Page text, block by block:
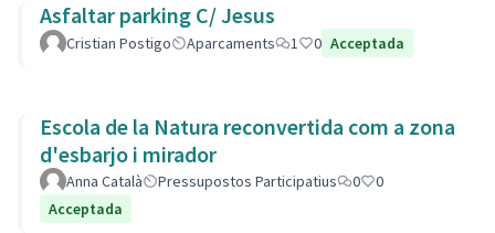
Asfaltar parking C/ Jesus
Cristian Postigo Aparcaments 1 0 Acceptada
Escola de la Natura reconvertida com a zona
d'esbarjo i mirador
Anna Català Pressupostos Participatius 0
0
Acceptada